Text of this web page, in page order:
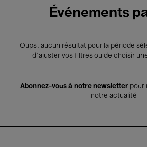
Événements
Oups, aucun résultat pour la période
d’ajuster vos filtres ou de choisir
Abonnez-vous à notre newsletterpour
notre actualité